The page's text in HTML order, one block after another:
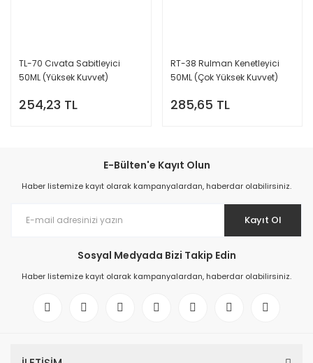
TL-70 Cıvata Sabitleyici
50ML (Yüksek Kuvvet)
254,23 TL
RT-38 Rulman Kenetleyici
50ML (Çok Yüksek Kuvvet)
285,65 TL
E-Bülten'e Kayıt Olun
Haber listemize kayıt olarak kampanyalardan, haberdar olabilirsiniz.
Kayıt Ol
Sosyal Medyada Bizi Takip Edin
Haber listemize kayıt olarak kampanyalardan, haberdar olabilirsiniz.